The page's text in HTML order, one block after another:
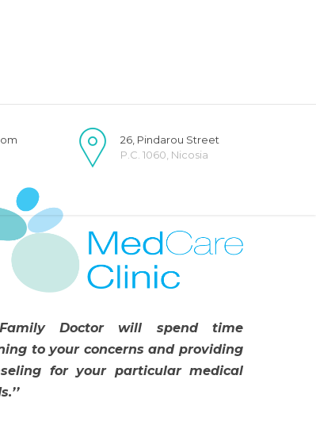
26, Pindarou Street
P.C. 1060, Nicosia
Family Doctor will spend time
to your concerns and providing
for your particular medical